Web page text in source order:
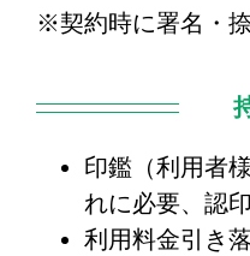
※契約時に署名・
印鑑（利用者
れに必要、認
利用料金引き